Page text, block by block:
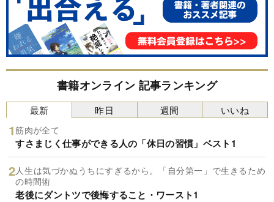
書籍オンライン 記事ランキング
最新
筋肉が全て
すさまじく仕事ができる人の「休日の習慣」ベスト1
人生は気づかぬうちにすぎるから。「自分第一」で生きるため
の時間術
老後にダントツで後悔すること・ワースト1
昨日 週間 いいね